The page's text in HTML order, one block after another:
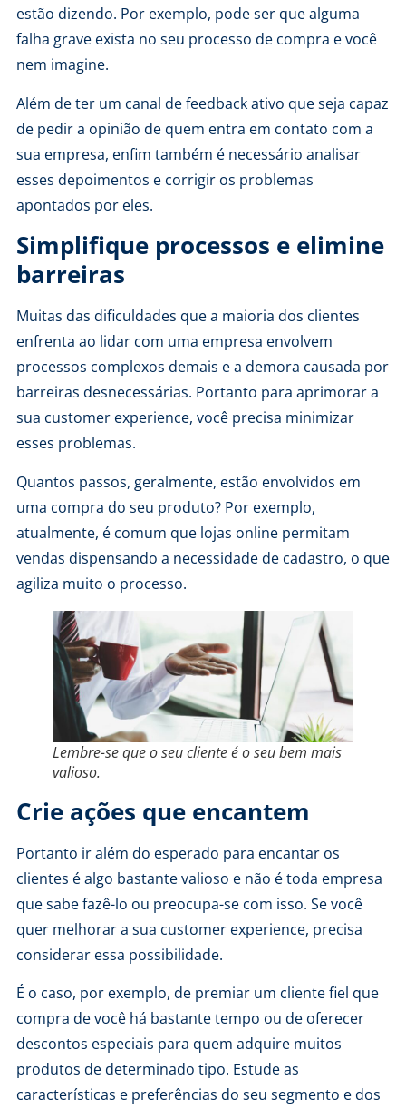
estão dizendo. Por exemplo, pode ser que alguma
falha grave exista no seu processo de compra e você
nem imagine.
Além de ter um canal de feedback ativo que seja capaz
de pedir a opinião de quem entra em contato com a
sua empresa, enfim também é necessário analisar
esses depoimentos e corrigir os problemas
apontados por eles.
Simplifique processos e elimine
barreiras
Muitas das dificuldades que a maioria dos clientes
enfrenta ao lidar com uma empresa envolvem
processos complexos demais e a demora causada por
barreiras desnecessárias. Portanto para aprimorar a
sua customer experience, você precisa minimizar
esses problemas.
Quantos passos, geralmente, estão envolvidos em
uma compra do seu produto? Por exemplo,
atualmente, é comum que lojas online permitam
vendas dispensando a necessidade de cadastro, o que
agiliza muito o processo.
Lembre-se que o seu cliente é o seu bem mais
valioso.
Crie ações que encantem
Portanto ir além do esperado para encantar os
clientes é algo bastante valioso e não é toda empresa
que sabe fazê-lo ou preocupa-se com isso. Se você
quer melhorar a sua customer experience, precisa
considerar essa possibilidade.
É o caso, por exemplo, de premiar um cliente fiel que
compra de você há bastante tempo ou de oferecer
descontos especiais para quem adquire muitos
produtos de determinado tipo. Estude as
características e preferências do seu segmento e dos